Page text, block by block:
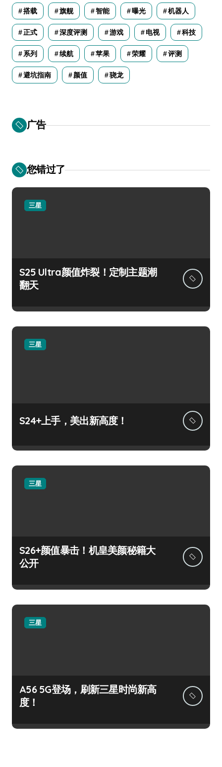
搭载 旗舰 智能 曝光 机器人
正式 深度评测 游戏 电视 科技
系列 续航 苹果 荣耀 评测
避坑指南 颜值 骁龙
广告
您错过了
三星
S25 Ultra颜值炸裂！定制主题潮
翻天
三星
S24+上手，美出新高度！
三星
S26+颜值暴击！机皇美颜秘籍大
公开
三星
A56 5G登场，刷新三星时尚新高
度！